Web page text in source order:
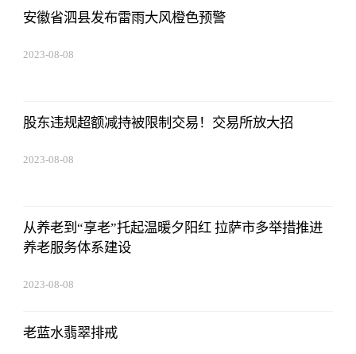
安徽省泗县发布雷雨大风橙色预警
2023-08-08
股东违规超额减持被限制交易！交易所放大招
2023-08-08
从养老到“享老”托起温暖夕阳红 拉萨市多举措推进
养老服务体系建设
2023-08-08
老蓝水翡翠排戒